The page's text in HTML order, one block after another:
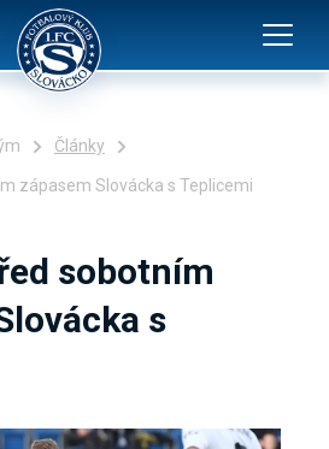
Články
zápasem Slovácka s Teplicemi
sobotním
s